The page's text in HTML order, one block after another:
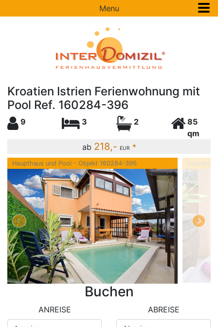
Menu
Kroatien Istrien Ferienwohnung mit
Pool Ref. 160284-396
9 3 2
85
qm
ab 218,- EUR *
Haupthaus und Pool - Objekt 160284-396
Buchen
ANREISE ABREISE